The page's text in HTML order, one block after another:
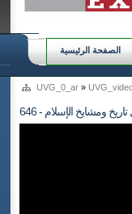
الصفحة الرئيسية
UVG_0_ar »
ومشايخ الإسلام